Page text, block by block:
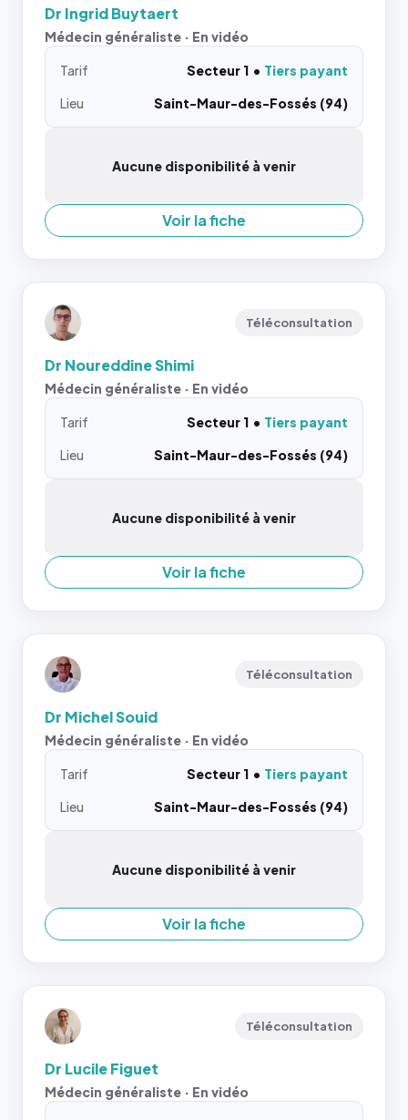
Dr Ingrid Buytaert
Médecin généraliste · En vidéo
Tarif Secteur 1
Tiers payant
Lieu
Saint-Maur-des-Fossés (94)
Aucune disponibilité à venir
Voir la fiche
Téléconsultation
Dr Noureddine Shimi
Médecin généraliste · En vidéo
Tarif Secteur 1
Tiers payant
Lieu
Saint-Maur-des-Fossés (94)
Aucune disponibilité à venir
Voir la fiche
Téléconsultation
Dr Michel Souid
Médecin généraliste · En vidéo
Tarif Secteur 1
Tiers payant
Lieu
Saint-Maur-des-Fossés (94)
Aucune disponibilité à venir
Voir la fiche
Téléconsultation
Dr Lucile Figuet
Médecin généraliste · En vidéo